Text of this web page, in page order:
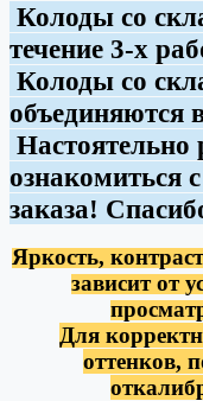
Колоды со
течение 3-х
Колоды со
объединяются
Настоятельно
ознакомиться с
заказа!
Яркость,
зависит от
Для
оттенков,